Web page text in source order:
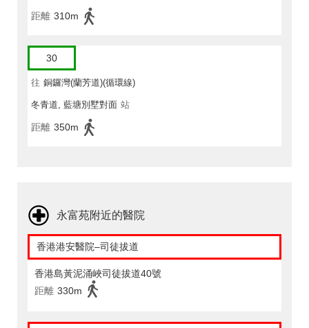
距離 310m
30
往 銅鑼灣(蘭芳道)(循環線)
冬青道, 藍塘別墅對面 站
距離 350m
永富苑附近的醫院
香港港安醫院–司徒拔道
香港島黃泥涌峽司徒拔道40號
距離 330m